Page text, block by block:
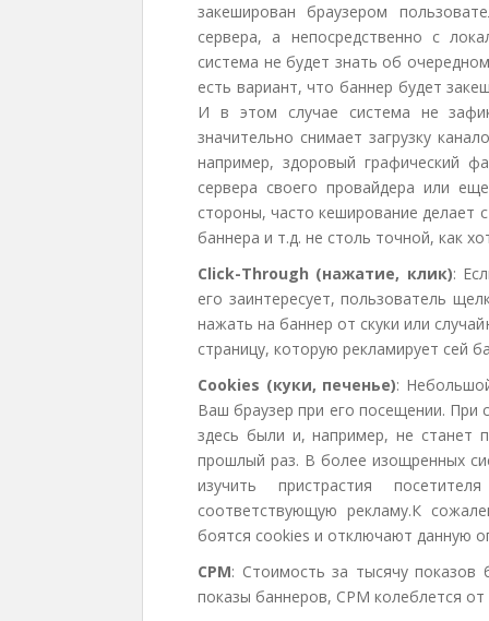
закеширован браузером
сервера, а непосредственно с
система не будет знать об
есть вариант, что баннер будет
И в этом случае система не
значительно снимает загрузку
например, здоровый графический
сервера своего провайдера или
стороны, часто кеширование делает
баннера и т.д. не столь точной, как
Click-Through (нажатие, клик):
его заинтересует, пользователь
нажать на баннер от скуки или
страницу, которую рекламирует сей
Cookies (куки, печенье):
Ваш браузер при его посещении. При
здесь были и, например, не станет
прошлый раз. В более изощренных
изучить пристрастия
соответствующую рекламу.К
боятся cookies и отключают данную
CPM: Стоимость за тысячу показов
показы баннеров, CPM колеблется